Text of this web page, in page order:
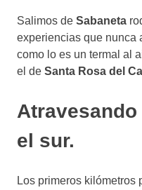
Salimos de Sabaneta
experiencias que nunca
como lo es un termal al
el de Santa Rosa del
el sur.
Los primeros kilómetros